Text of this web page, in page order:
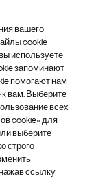
использования
вашего
cookie
используете
запоминают
помогают нам
вам. Выберите
всех
cookie» для
выберите
строго
ссылку